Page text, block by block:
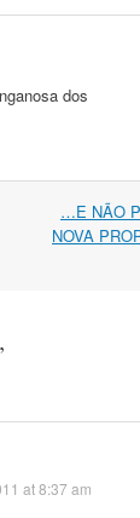
dos
…E NÃO
NOVA
at 8:37 am